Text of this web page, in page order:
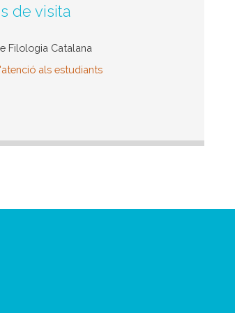
de visita
Filologia Catalana
als estudiants